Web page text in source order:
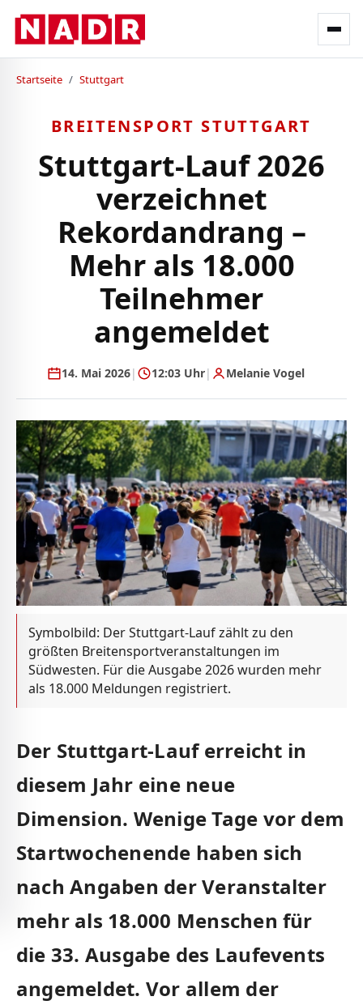
Startseite / Stuttgart
BREITENSPORT STUTTGART
Stuttgart-Lauf 2026
verzeichnet
Rekordandrang –
Mehr als 18.000
Teilnehmer
angemeldet
14. Mai 2026| 12:03 Uhr| Melanie Vogel
Symbolbild: Der Stuttgart-Lauf zählt zu den
größten Breitensportveranstaltungen im
Südwesten. Für die Ausgabe 2026 wurden mehr
als 18.000 Meldungen registriert.
Der Stuttgart-Lauf erreicht in
diesem Jahr eine neue
Dimension. Wenige Tage vor dem
Startwochenende haben sich
nach Angaben der Veranstalter
mehr als 18.000 Menschen für
die 33. Ausgabe des Laufevents
angemeldet. Vor allem der